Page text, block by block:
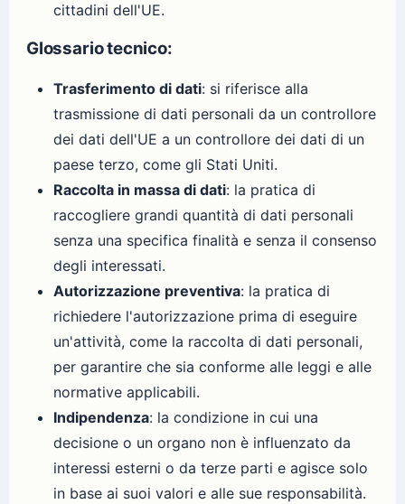
cittadini dell'UE.
Glossario tecnico:
Trasferimento di dati: si riferisce alla
trasmissione di dati personali da un controllore
dei dati dell'UE a un controllore dei dati di un
paese terzo, come gli Stati Uniti.
Raccolta in massa di dati: la pratica di
raccogliere grandi quantità di dati personali
senza una specifica finalità e senza il consenso
degli interessati.
Autorizzazione preventiva: la pratica di
richiedere l'autorizzazione prima di eseguire
un'attività, come la raccolta di dati personali,
per garantire che sia conforme alle leggi e alle
normative applicabili.
Indipendenza: la condizione in cui una
decisione o un organo non è influenzato da
interessi esterni o da terze parti e agisce solo
in base ai suoi valori e alle sue responsabilità.